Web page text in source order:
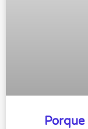
Porque